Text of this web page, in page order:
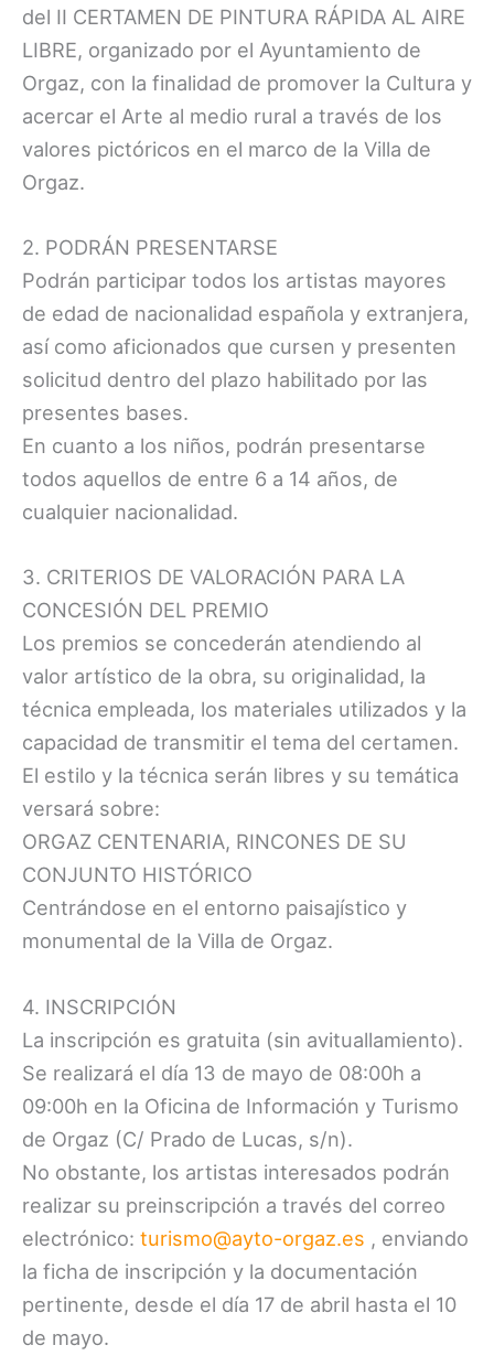
del II CERTAMEN DE PINTURA RÁPIDA AL AIRE
LIBRE, organizado por el Ayuntamiento de
Orgaz, con la finalidad de promover la Cultura y
acercar el Arte al medio rural a través de los
valores pictóricos en el marco de la Villa de
Orgaz.
2. PODRÁN PRESENTARSE
Podrán participar todos los artistas mayores
de edad de nacionalidad española y extranjera,
así como aficionados que cursen y presenten
solicitud dentro del plazo habilitado por las
presentes bases.
En cuanto a los niños, podrán presentarse
todos aquellos de entre 6 a 14 años, de
cualquier nacionalidad.
3. CRITERIOS DE VALORACIÓN PARA LA
CONCESIÓN DEL PREMIO
Los premios se concederán atendiendo al
valor artístico de la obra, su originalidad, la
técnica empleada, los materiales utilizados y la
capacidad de transmitir el tema del certamen.
El estilo y la técnica serán libres y su temática
versará sobre:
ORGAZ CENTENARIA, RINCONES DE SU
CONJUNTO HISTÓRICO
Centrándose en el entorno paisajístico y
monumental de la Villa de Orgaz.
4. INSCRIPCIÓN
La inscripción es gratuita (sin avituallamiento).
Se realizará el día 13 de mayo de 08:00h a
09:00h en la Oficina de Información y Turismo
de Orgaz (C/ Prado de Lucas, s/n).
No obstante, los artistas interesados podrán
realizar su preinscripción a través del correo
electrónico: turismo@ayto-orgaz.es , enviando
la ficha de inscripción y la documentación
pertinente, desde el día 17 de abril hasta el 10
de mayo.